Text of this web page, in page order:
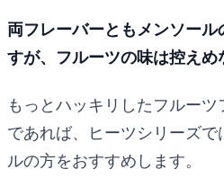
両フレーバーともメンソール
すが、フルーツの味は控えめ
もっとハッキリしたフルー
であれば、ヒーツシリーズ
ルの方をおすすめします。